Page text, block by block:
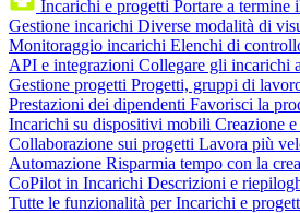
Incarichi e progetti Portare a termine
Gestione incarichi Diverse modalità di
Monitoraggio incarichi Elenchi di
API e integrazioni Collegare gli incarichi
Gestione progetti Progetti, gruppi di
Prestazioni dei dipendenti Favorisci la
Incarichi su dispositivi mobili Creazione
Collaborazione sui progetti Lavora più
Automazione Risparmia tempo con la
CoPilot in Incarichi Descrizioni e
Tutte le funzionalità per Incarichi e